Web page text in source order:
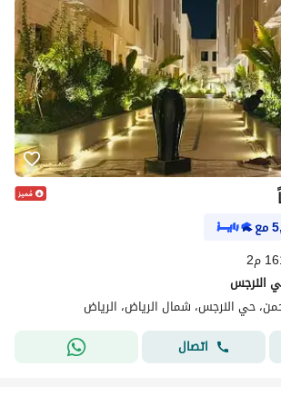
مع
م2
النرجس
حي النرجس، شمال الرياض، الرياض
اتصال